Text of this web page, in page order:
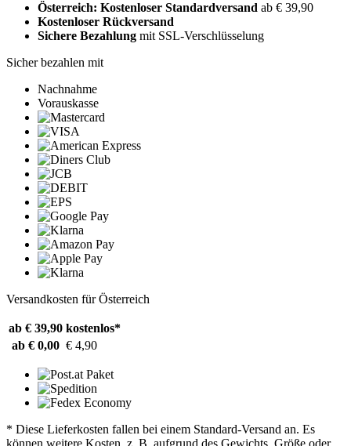
Österreich: Kostenloser Standardversand ab € 39,90
Kostenloser Rückversand
Sichere Bezahlung mit SSL-Verschlüsselung
Sicher bezahlen mit
Nachnahme
Vorauskasse
Versandkosten für Österreich
ab € 39,90 kostenlos*
ab € 0,00 € 4,90
* Diese Lieferkosten fallen bei einem Standard-Versand an. Es